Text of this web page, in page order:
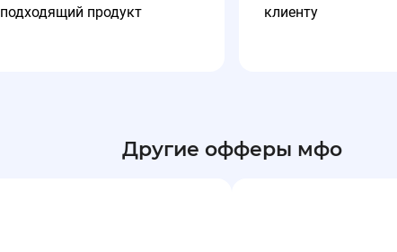
подходящий продукт
клиенту
Другие офферы мфо